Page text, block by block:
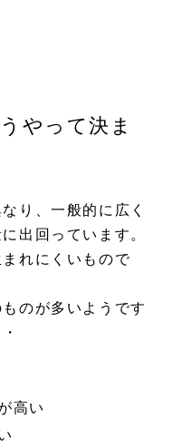
やって決ま
り、一般的に広く
出回っています。
れにくいもので
のが多いようです
高い